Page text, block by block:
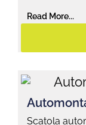
Read More...
Scatola